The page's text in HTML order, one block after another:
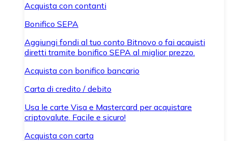
Acquista con contanti
Bonifico SEPA
Aggiungi fondi al tuo conto Bitnovo o fai acquisti
diretti tramite bonifico SEPA al miglior prezzo.
Acquista con bonifico bancario
Carta di credito / debito
Usa le carte Visa e Mastercard per acquistare
criptovalute. Facile e sicuro!
Acquista con carta